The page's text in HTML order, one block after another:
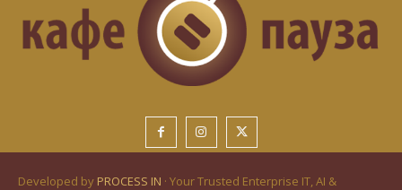
Developed by PROCESS IN · Your Trusted Enterprise IT, AI &